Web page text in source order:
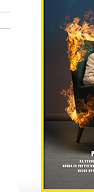
Sveiki, norėjau
lietuvių
tiek fiziškai
ta prasme fizo
įstoti į
Konsultuoja
Sveiki,